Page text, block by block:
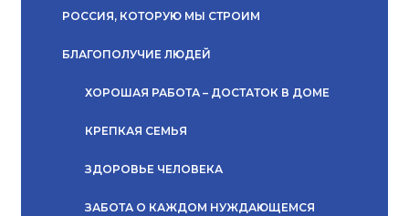
РОССИЯ, КОТОРУЮ МЫ СТРОИМ
БЛАГОПОЛУЧИЕ ЛЮДЕЙ
ХОРОШАЯ РАБОТА – ДОСТАТОК В ДОМЕ
КРЕПКАЯ СЕМЬЯ
ЗДОРОВЬЕ ЧЕЛОВЕКА
ЗАБОТА О КАЖДОМ НУЖДАЮЩЕМСЯ